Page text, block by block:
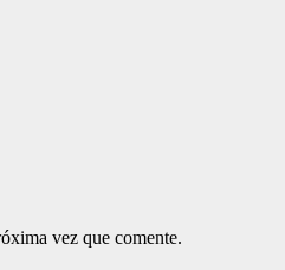
vez que comente.